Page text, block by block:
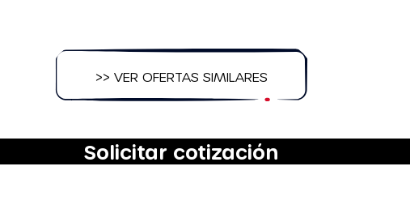
>> VER OFERTAS SIMILARES
Solicitar cotización